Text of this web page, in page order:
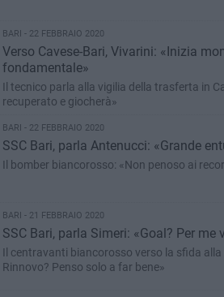
BARI - 22 FEBBRAIO 2020
Verso Cavese-Bari, Vivarini: «Inizia
fondamentale»
Il tecnico parla alla vigilia della trasferta in
recuperato e giocherà»
BARI - 22 FEBBRAIO 2020
SSC Bari, parla Antenucci: «Grande
Il bomber biancorosso: «Non penoso ai
BARI - 21 FEBBRAIO 2020
SSC Bari, parla Simeri: «Goal? Per
Il centravanti biancorosso verso la sfida
Rinnovo? Penso solo a far bene»